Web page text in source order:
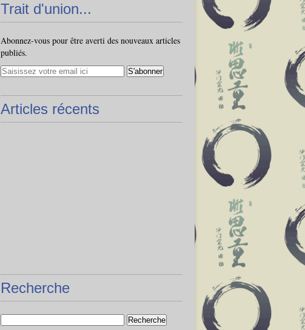
Trait d'union...
Abonnez-vous pour être averti des nouveaux articles
publiés.
Articles récents
Recherche